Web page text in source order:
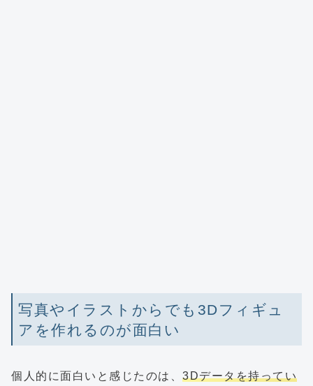
写真やイラストからでも3Dフィギュ
アを作れるのが面白い
個人的に面白いと感じたのは、 3Dデータを持ってい